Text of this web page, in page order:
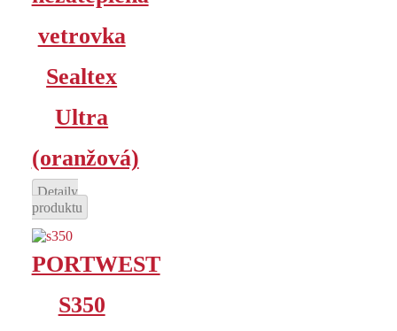
vetrovka
Sealtex
Ultra
(oranžová)
Detaily
produktu
PORTWEST
S350